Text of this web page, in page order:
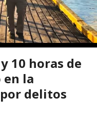
10 horas de
en la
delitos